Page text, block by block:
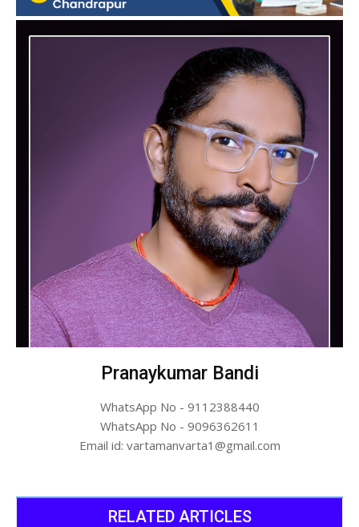
Pranaykumar Bandi
WhatsApp No - 9112388440
WhatsApp No - 9096362611
Email id: vartamanvarta1@gmail.com
RELATED ARTICLES